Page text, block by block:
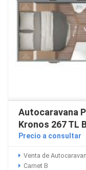
Autocaravana
Kronos 267 TL
Precio a consultar
Venta de
Carnet B